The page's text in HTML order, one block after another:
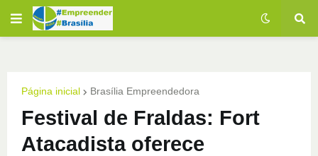
Página inicial Brasília Empreendedora
Festival de Fraldas: Fort
Atacadista oferece